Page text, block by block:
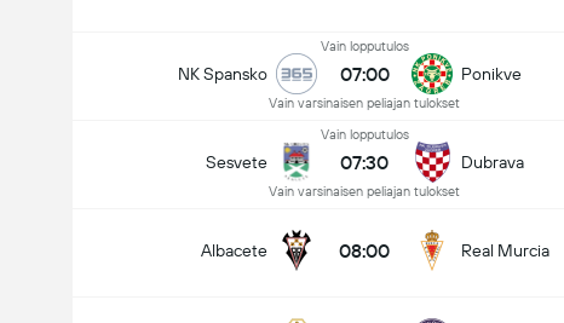
NK Spansko
Vain lopputulos
07:00
Vain varsinaisen peliajan tulokset
Ponikve
Sesvete
Vain lopputulos
07:30
Vain varsinaisen peliajan tulokset
Dubrava
Albacete 08:00 Real Murcia